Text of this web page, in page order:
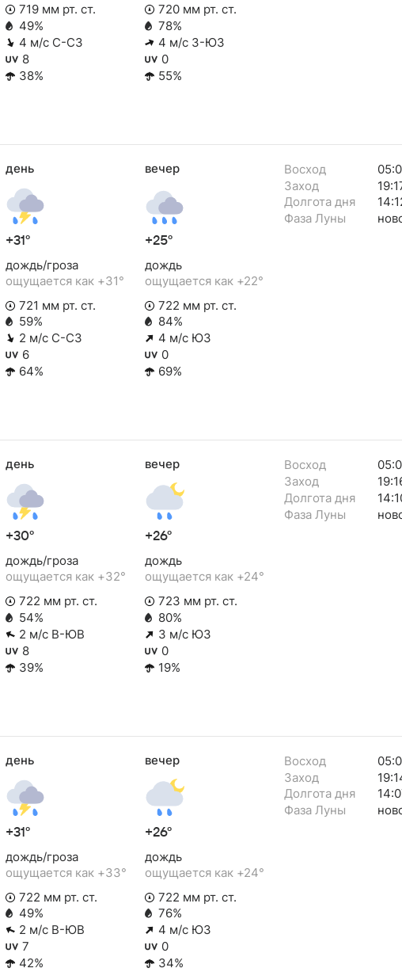
719 мм рт. ст.
49%
4 м/с С-СЗ
8
38%
720 мм рт. ст.
78%
4 м/с З-ЮЗ
0
55%
день
+31°
дождь/гроза
ощущается как +31°
721 мм рт. ст.
59%
2 м/с С-СЗ
6
64%
вечер
+25°
дождь
ощущается как +22°
722 мм рт. ст.
84%
4 м/с ЮЗ
0
69%
Восход
Заход
Долгота дня
Фаза Луны
день
+30°
дождь/гроза
ощущается как +32°
722 мм рт. ст.
54%
2 м/с В-ЮВ
8
39%
вечер
+26°
дождь
ощущается как +24°
723 мм рт. ст.
80%
3 м/с ЮЗ
0
19%
Восход
Заход
Долгота дня
Фаза Луны
день
+31°
дождь/гроза
ощущается как +33°
722 мм рт. ст.
49%
2 м/с В-ЮВ
7
42%
вечер
+26°
дождь
ощущается как +24°
722 мм рт. ст.
76%
4 м/с ЮЗ
0
34%
Восход
Заход
Долгота дня
Фаза Луны